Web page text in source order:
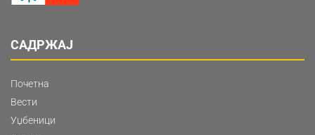
САДРЖАЈ
Почетна
Вести
Уџбеници